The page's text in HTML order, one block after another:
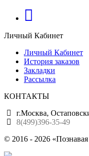
Личный Кабинет
Личный Кабинет
История заказов
Закладки
Рассылка
КОНТАКТЫ
г.Москва,
8(499)396-35-49
© 2016 - 2026